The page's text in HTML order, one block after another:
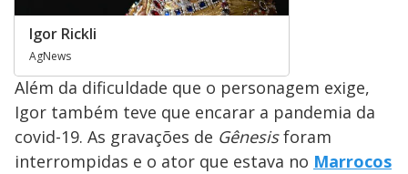
Igor Rickli
AgNews
Além da dificuldade que o personagem exige,
Igor também teve que encarar a pandemia da
covid-19. As gravações de Gênesisforam
interrompidas e o ator que estava no Marrocos